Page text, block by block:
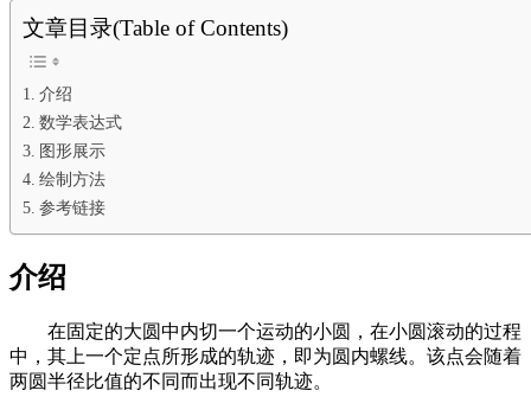
文章目录(Table of Contents)
介绍
数学表达式
图形展示
绘制方法
参考链接
介绍
在固定的大圆中内切一个运动的小圆，在小圆滚动的过程
中，其上一个定点所形成的轨迹，即为圆内螺线。该点会随着
两圆半径比值的不同而出现不同轨迹。